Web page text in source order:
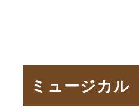
ミュージカル